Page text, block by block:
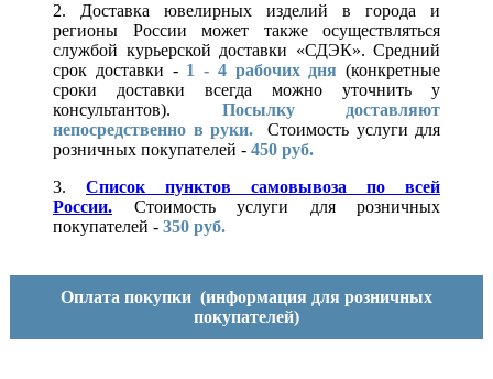
2. Доставка ювелирных изделий в города и
регионы России может также осуществляться
службой курьерской доставки «СДЭК». Средний
срок доставки - 1 - 4 рабочих дня (конкретные
сроки доставки всегда можно уточнить у
консультантов). Посылку доставляют
непосредственно в руки.
Стоимость услуги для
розничных покупателей - 450 руб.
3. Список пунктов самовывоза по всей
России.
Стоимость услуги для розничных
покупателей - 350 руб.
Оплата покупки (информация для розничных
покупателей)